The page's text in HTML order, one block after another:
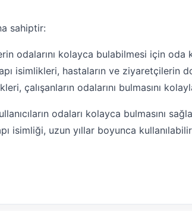
sahiptir:
odalarını kolayca bulabilmesi için oda
isimlikleri, hastaların ve ziyaretçilerin
çalışanların odalarını bulmasını
odaları kolayca bulmasını
isimliği, uzun yıllar boyunca